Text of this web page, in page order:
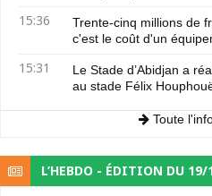
15:36
Trente-cinq millions de
c'est le coût d'un
15:31
Le Stade d’Abidjan a
au stade Félix
Toute
L’HEBDO - ÉDITION DU